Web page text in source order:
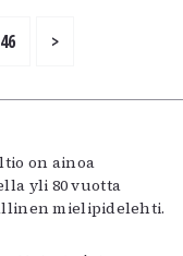
46 >
on ainoa
yli 80 vuotta
mielipidelehti.